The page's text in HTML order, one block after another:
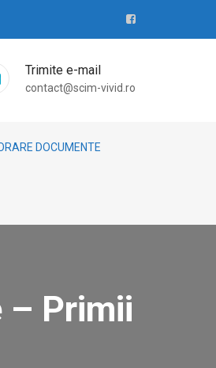
Trimite e-mail
contact@scim-vivid.ro
DOCUMENTE
– Primii